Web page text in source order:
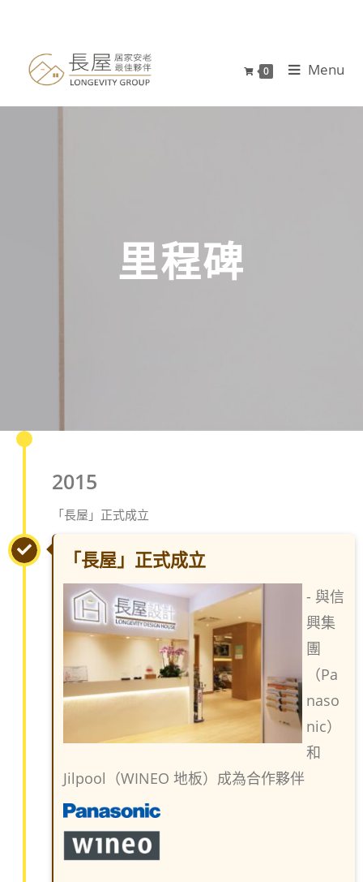
0 Menu
里程碑
2015
「長屋」正式成立
「長屋」正式成立
- 與信
興集
團
（Pa
naso
nic）
和
Jilpool（WINEO 地板）成為合作夥伴